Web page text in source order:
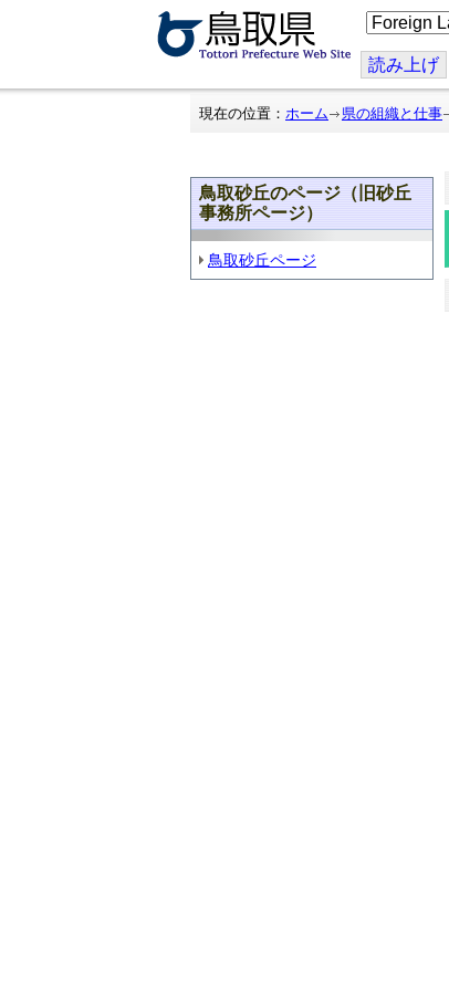
こ
の
ジ
を
翻
読み上げ
現在の位置： ホーム 県の組織と仕事
鳥取砂丘のページ（旧砂丘
事務所ページ）
鳥取砂丘ページ